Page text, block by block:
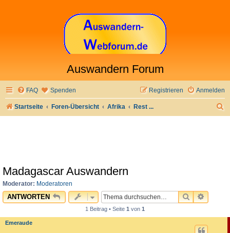
Auswandern Forum
FAQ Spenden Anmelden
Registrieren
Startseite Foren-Übersicht Afrika Rest ...
Madagascar Auswandern
Moderator: Moderatoren
ANTWORTEN SUCHE
1 Beitrag • Seite 1 von 1
Emeraude